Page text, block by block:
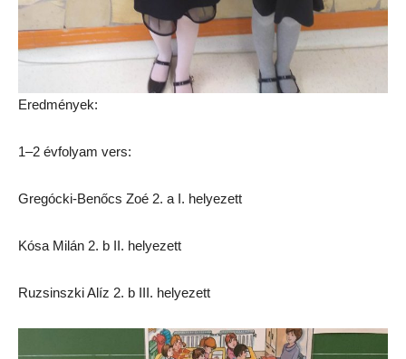
Eredmények:
1–2 évfolyam vers:
Gregócki-Benőcs Zoé 2. a I. helyezett
Kósa Milán 2. b II. helyezett
Ruzsinszki Alíz 2. b III. helyezett